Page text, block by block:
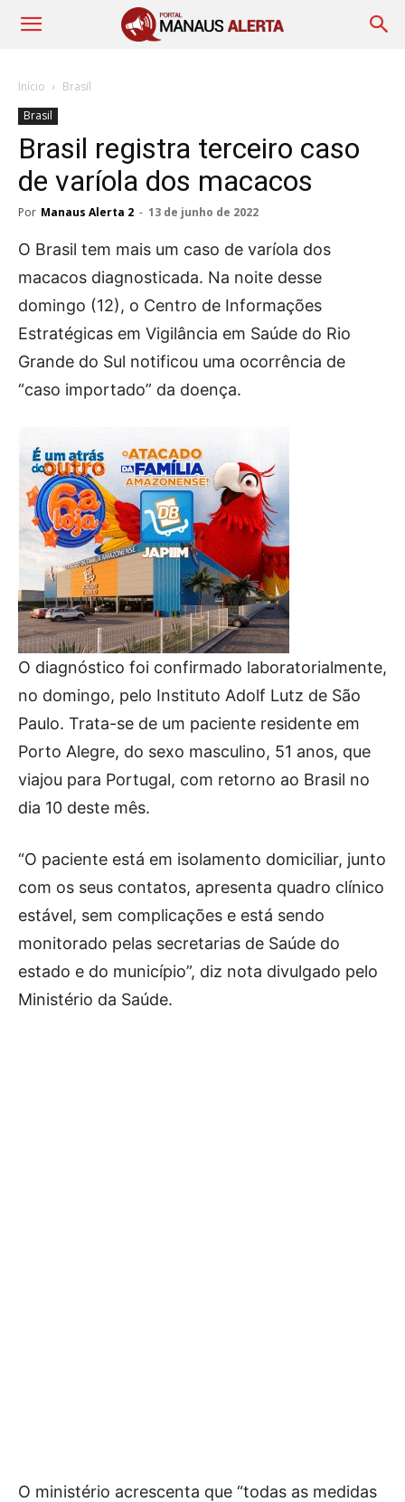
Início
Brasil
Brasil
Brasil registra terceiro caso
de varíola dos macacos
Por Manaus Alerta 2 - 13 de junho de 2022
O Brasil tem mais um caso de varíola dos
macacos diagnosticada. Na noite desse
domingo (12), o Centro de Informações
Estratégicas em Vigilância em Saúde do Rio
Grande do Sul notificou uma ocorrência de
“caso importado” da doença.
O diagnóstico foi confirmado laboratorialmente,
no domingo, pelo Instituto Adolf Lutz de São
Paulo. Trata-se de um paciente residente em
Porto Alegre, do sexo masculino, 51 anos, que
viajou para Portugal, com retorno ao Brasil no
dia 10 deste mês.
“O paciente está em isolamento domiciliar, junto
com os seus contatos, apresenta quadro clínico
estável, sem complicações e está sendo
monitorado pelas secretarias de Saúde do
estado e do município”, diz nota divulgado pelo
Ministério da Saúde.
O ministério acrescenta que “todas as medidas